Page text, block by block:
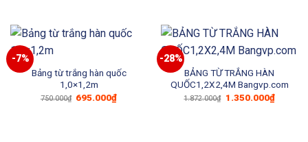
-7%
Bảng từ trắng hàn quốc
1,0×1,2m
750.000₫ Giá
695.000₫Giá
-28%
BẢNG TỪ TRẮNG HÀN
QUỐC1,2X2,4M Bangvp.com
1.872.000₫ Giá
1.350.000₫Giá
hiện